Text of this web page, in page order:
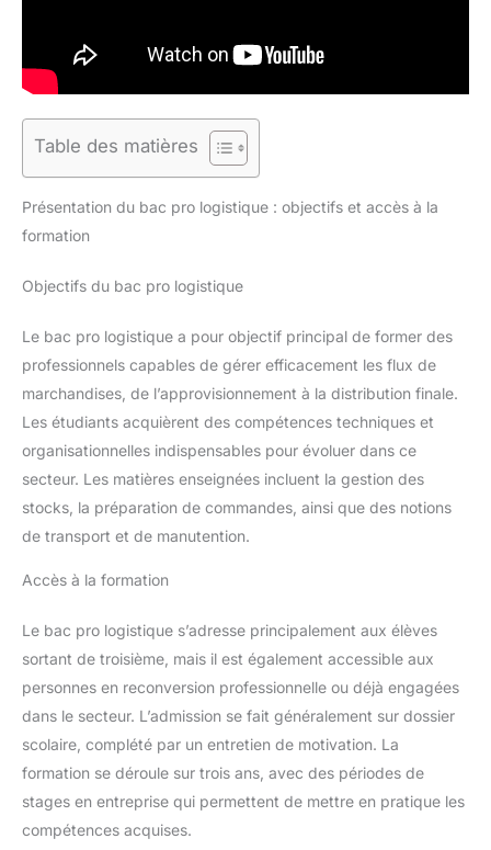
Table des matières
Présentation du bac pro logistique : objectifs et accès à la
formation
Objectifs du bac pro logistique
Le bac pro logistique a pour objectif principal de former des
professionnels capables de gérer efficacement les flux de
marchandises, de l’approvisionnement à la distribution finale.
Les étudiants acquièrent des compétences techniques et
organisationnelles indispensables pour évoluer dans ce
secteur. Les matières enseignées incluent la gestion des
stocks, la préparation de commandes, ainsi que des notions
de transport et de manutention.
Accès à la formation
Le bac pro logistique s’adresse principalement aux élèves
sortant de troisième, mais il est également accessible aux
personnes en reconversion professionnelle ou déjà engagées
dans le secteur. L’admission se fait généralement sur dossier
scolaire, complété par un entretien de motivation. La
formation se déroule sur trois ans, avec des périodes de
stages en entreprise qui permettent de mettre en pratique les
compétences acquises.